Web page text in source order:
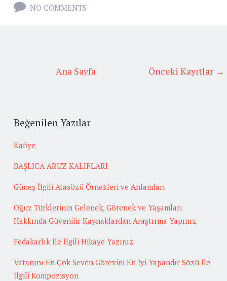
NO COMMENTS
Önceki Kayıtlar →
Ana Sayfa
Beğenilen Yazılar
Kafiye
BAŞLICA ARUZ KALIPLARI
Güneş İlgili Atasözü Örnekleri ve Anlamları
Oğuz Türklerinin Gelenek, Görenek ve Yaşamları
Hakkında Güvenilir Kaynaklardan Araştırma Yapınız.
Fedakarlık İle İlgili Hikaye Yazınız.
Vatanını En Çok Seven Görevini En İyi Yapandır Sözü İle
İlgili Kompozisyon